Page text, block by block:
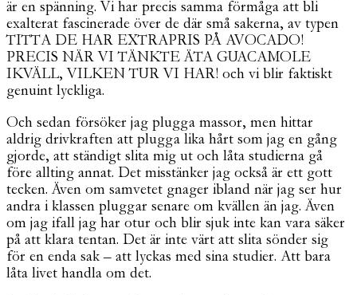
är en spänning. Vi har precis samma förmåga att bli
exalterat fascinerade över de där små sakerna, av typen
TITTA DE HAR EXTRAPRIS PÅ AVOCADO!
PRECIS NÄR VI TÄNKTE ÄTA GUACAMOLE
IKVÄLL, VILKEN TUR VI HAR! och vi blir faktiskt
genuint lyckliga.
Och sedan försöker jag plugga massor, men hittar
aldrig drivkraften att plugga lika hårt som jag en gång
gjorde, att ständigt slita mig ut och låta studierna gå
före allting annat. Det misstänker jag också är ett gott
tecken. Även om samvetet gnager ibland när jag ser hur
andra i klassen pluggar senare om kvällen än jag. Även
om jag ifall jag har otur och blir sjuk inte kan vara säker
på att klara tentan. Det är inte värt att slita sönder sig
för en enda sak – att lyckas med sina studier. Att bara
låta livet handla om det.